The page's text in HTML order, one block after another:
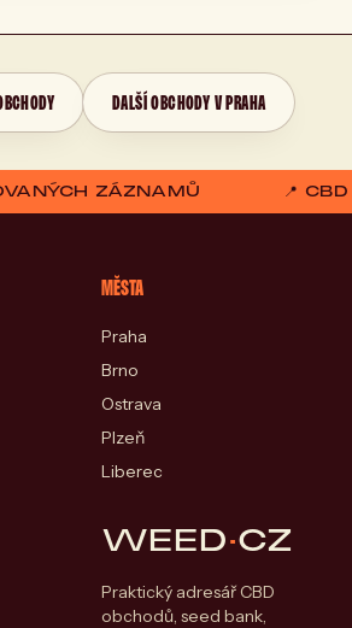
DALŠÍ OBCHODY V PRAHA
ZÁZNAMŮ 📍
MĚSTA
Praha
Brno
Ostrava
Plzeň
Liberec
WEED·CZ
Praktický adresář CBD
obchodů, seed bank,